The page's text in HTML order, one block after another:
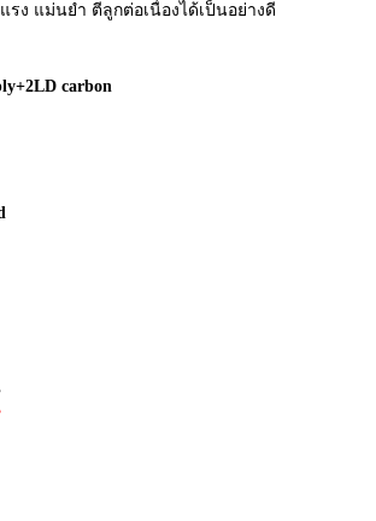
รง แม่นยำ ตีลูกต่อเนื่องได้เป็นอย่างดี
carbon